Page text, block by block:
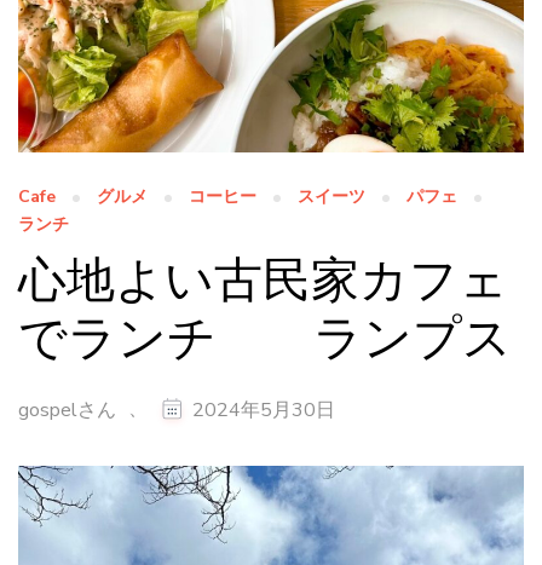
Cafe グルメ コーヒー スイーツ
パフェ
ランチ
心地よい古民家カフェ
でランチ ランプス
gospelさん 、 2024年5月30日